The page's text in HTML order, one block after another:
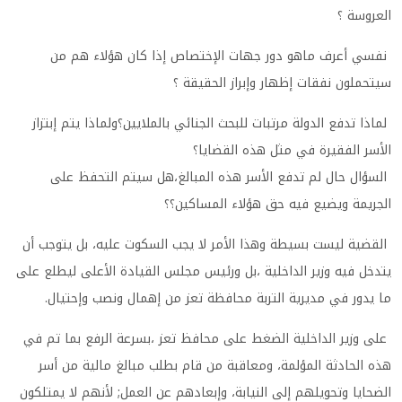
العروسة ؟
نفسي أعرف ماهو دور جهات الإختصاص إذا كان هؤلاء هم من
سيتحملون نفقات إظهار وإبراز الحقيقة ؟
لماذا تدفع الدولة مرتبات للبحث الجنائي بالملايين؟ولماذا يتم إبتزاز
الأسر الفقيرة في مثل هذه القضايا؟
السؤال حال لم تدفع الأسر هذه المبالغ،هل سيتم التحفظ على
الجريمة ويضيع فيه حق هؤلاء المساكين؟؟
القضية ليست بسيطة وهذا الأمر لا يجب السكوت عليه، بل يتوجب أن
يتدخل فيه وزير الداخلية ،بل ورئيس مجلس القيادة الأعلى ليطلع على
ما يدور في مديرية التربة محافظة تعز من إهمال ونصب وإحتيال.
على وزير الداخلية الضغط على محافظ تعز ،بسرعة الرفع بما تم في
هذه الحادثة المؤلمة، ومعاقبة من قام بطلب مبالغ مالية من أسر
الضحايا وتحويلهم إلى النيابة، وإبعادهم عن العمل; لأنهم لا يمتلكون